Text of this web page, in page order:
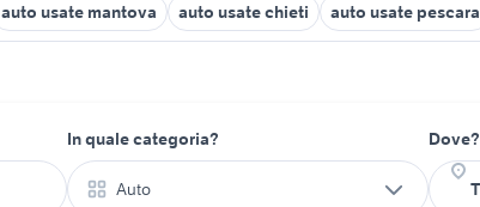
auto usate mantova auto usate chieti auto usate pescara
In quale categoria?
Auto
Dove?